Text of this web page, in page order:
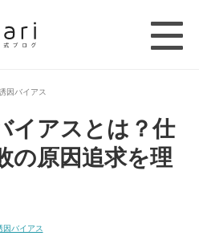
因バイアス
イアスとは？仕
の原因追求を理
因バイアス